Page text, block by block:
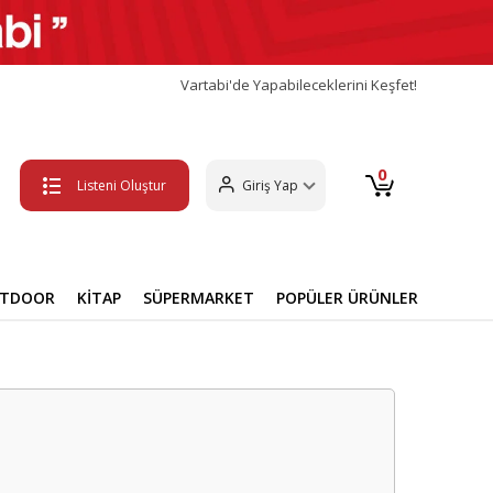
Vartabi'de Yapabileceklerini Keşfet!
Listeni Oluştur Giriş Yap 0
KİTAP SÜPERMARKET POPÜLER ÜRÜNLER